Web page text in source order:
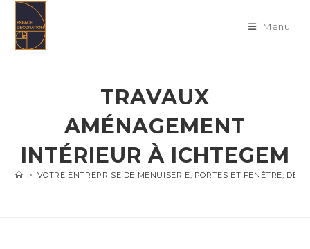
content
Menu
TRAVAUX
AMÉNAGEMENT
INTÉRIEUR À ICHTEGEM
> VOTRE ENTREPRISE DE MENUISERIE, PORTES ET FENÊTRE,